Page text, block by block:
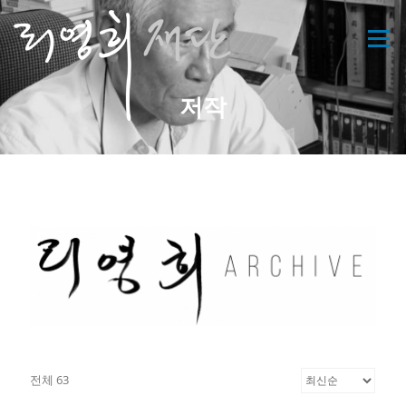
콘
텐
츠
로
바
로
가
기
메뉴
저작
전체 63